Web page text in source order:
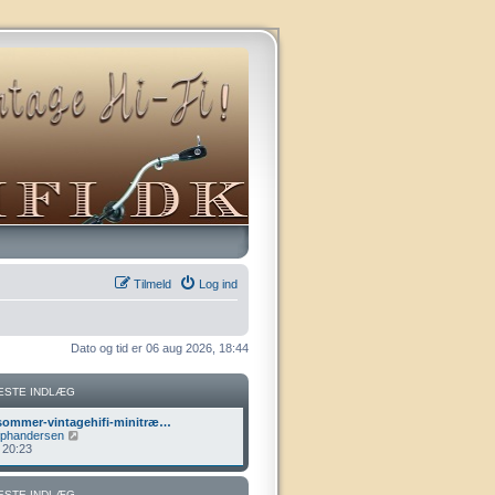
Log ind
Tilmeld
Dato og tid er 06 aug 2026, 18:44
INDLÆG
vintagehifi-minitræ…
d
20:23